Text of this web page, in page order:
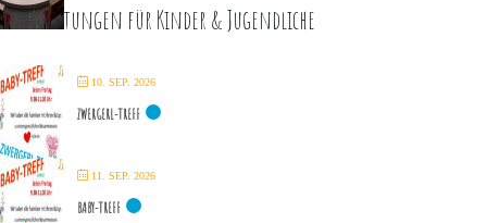
für Kinder & Jugendliche
10. SEP. 2026
ZWERGERL-TREFF
11. SEP. 2026
BABY-TREFF